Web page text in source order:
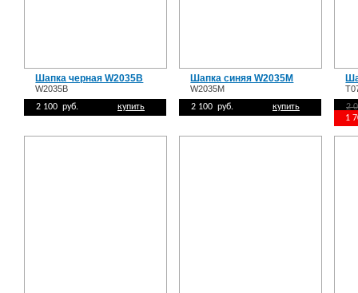
Шапка черная W2035B
W2035B
2 100 руб.
купить
Шапка синяя W2035M
W2035M
2 100 руб.
купить
2
1